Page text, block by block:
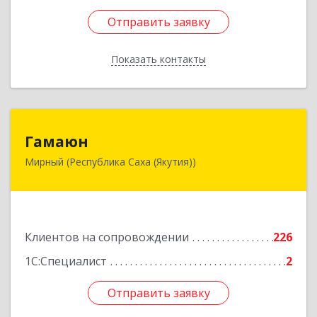
Отправить заявку
Показать контакты
Отправить заявку
Назад
Гамаюн
Мирный (Республика Саха (Якутия))
Клиентов на сопровождении
226
1С:Специалист
2
Отправить заявку
678170, Саха /Якутия/ Респ, Мирнинский у,
Подробнее
Отправить заявку